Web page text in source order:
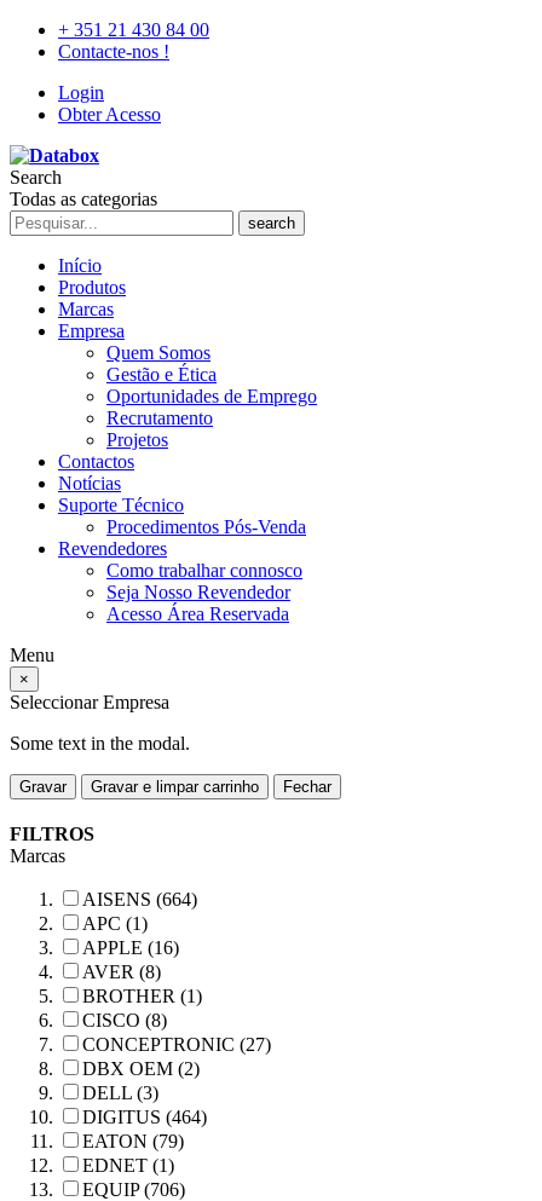
+ 351 21 430 84 00
Contacte-nos !
Login
Obter Acesso
Search
Todas as categorias
search
Início
Produtos
Marcas
Empresa
Quem Somos
Gestão e Ética
Oportunidades de Emprego
Recrutamento
Projetos
Contactos
Notícias
Suporte Técnico
Procedimentos Pós-Venda
Revendedores
Como trabalhar connosco
Seja Nosso Revendedor
Acesso Área Reservada
Menu
×
Seleccionar Empresa
Some text in the modal.
Gravar Gravar e limpar carrinho Fechar
FILTROS
Marcas
AISENS (664)
APC (1)
APPLE (16)
AVER (8)
BROTHER (1)
CISCO (8)
CONCEPTRONIC (27)
DBX OEM (2)
DELL (3)
DIGITUS (464)
EATON (79)
EDNET (1)
EQUIP (706)